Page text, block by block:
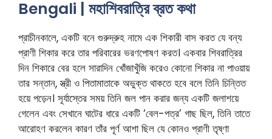
Bengali | মহাশিবরাত্রি ব্রত কথা
প্রাচীনকালে, একটি বনে গুরুদ্রুহ নামে এক শিকারী বাস করত যে বন্য
প্রাণী শিকার করে তার পরিবারের ভরণপোষণ করত। একবার শিবরাত্রির
দিন শিকারে বের হলে সারাদিন খোঁজাখুঁজি করেও কোনো শিকার না পাওয়ায়
তার সন্তান, স্ত্রী ও পিতামাতাকে অভুক্ত থাকতে হবে বলে তিনি চিন্তিত
হয়ে পড়েন। সূর্যাস্তের সময় তিনি জল পান করার জন্য একটি জলাশয়ে
গেলেন এবং সেখানে ঘাটের ধারে একটি ‘বেল-পত্র’ গাছ ছিল, তিনি তাতে
আরোহণ করলেন কারণ তাঁর পূর্ণ আশা ছিল যে কোনও প্রাণী তৃষ্ণা